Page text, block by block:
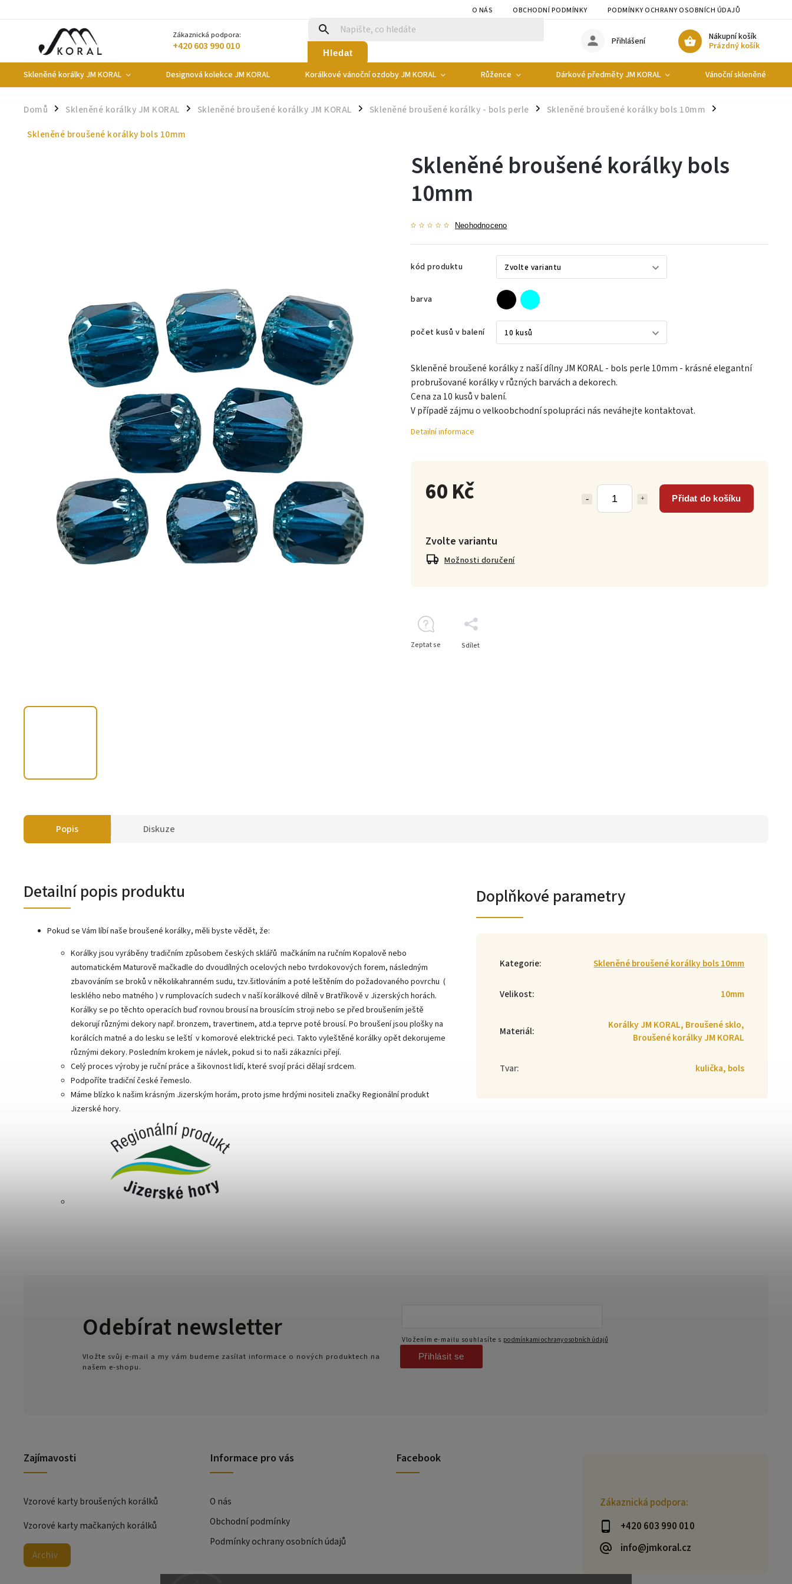
O NÁS OBCHODNÍ PODMÍNKY PODMÍNKY OCHRANY OSOBNÍCH ÚDAJŮ
Zákaznická podpora:
+420 603 990 010 Hledat
Nákupní košík
Prázdný košík
Přihlášení
Skleněné korálky JM KORAL Designová kolekce JM KORAL Korálkové vánoční ozdoby JM KORAL Růžence Dárkové předměty JM KORAL Vánoční skleněné
Domů / Skleněné korálky JM KORAL / Skleněné broušené korálky JM KORAL / Skleněné broušené korálky - bols perle / Skleněné broušené korálky bols 10mm /
Skleněné broušené korálky bols 10mm
60 Kč Přidat do košíku
Zvolte variantu
Možnosti doručení
Skleněné broušené korálky bols
10mm
Neohodnoceno
kód produktu
barva
počet kusů v balení
Skleněné broušené korálky z naší dílny JM KORAL - bols perle 10mm - krásné elegantní
probrušované korálky v různých barvách a dekorech.
Cena za 10 kusů v balení.
V případě zájmu o velkoobchodní spolupráci nás neváhejte kontaktovat.
Detailní informace
Zeptat se Sdílet
Popis Diskuze
Detailní popis produktu
Pokud se Vám líbí naše broušené korálky, měli byste vědět, že:
Korálky jsou vyráběny tradičním způsobem českých sklářů mačkáním na ručním Kopalově nebo
automatickém Maturově mačkadle do dvoudílných ocelových nebo tvrdokovových forem, následným
zbavováním se broků v několikahranném sudu, tzv.šitlováním a poté leštěním do požadovaného povrchu (
lesklého nebo matného ) v rumplovacích sudech v naší korálkové dílně v Bratříkově v Jizerských horách.
Korálky se po těchto operacích buď rovnou brousí na brousícím stroji nebo se před broušením ještě
dekorují různými dekory např. bronzem, travertinem, atd.a teprve poté brousí. Po broušení jsou plošky na
korálcích matné a do lesku se leští v komorové elektrické peci. Takto vyleštěné korálky opět dekorujeme
různými dekory. Posledním krokem je návlek, pokud si to naši zákazníci přejí.
Celý proces výroby je ruční práce a šikovnost lidí, které svojí práci dělají srdcem.
Podpoříte tradiční české řemeslo.
Máme blízko k našim krásným Jizerským horám, proto jsme hrdými nositeli značky Regionální produkt
Jizerské hory.
Doplňkové parametry
Kategorie: Skleněné broušené korálky bols 10mm
Velikost: 10mm
Materiál:
Korálky JM KORAL, Broušené sklo,
Broušené korálky JM KORAL
Tvar: kulička, bols
Zákaznická podpora:
+420 603 990 010
info@jmkoral.cz
Zajímavosti
Vzorové karty broušených korálků
Vzorové karty mačkaných korálků
Archiv
Odebírat newsletter
Vložte svůj e-mail a my vám budeme zasílat informace o nových produktech na
našem e-shopu.
Vložením e-mailu souhlasíte s podmínkami ochrany osobních údajů
Přihlásit se
Informace pro vás
O nás
Obchodní podmínky
Podmínky ochrany osobních údajů
Facebook